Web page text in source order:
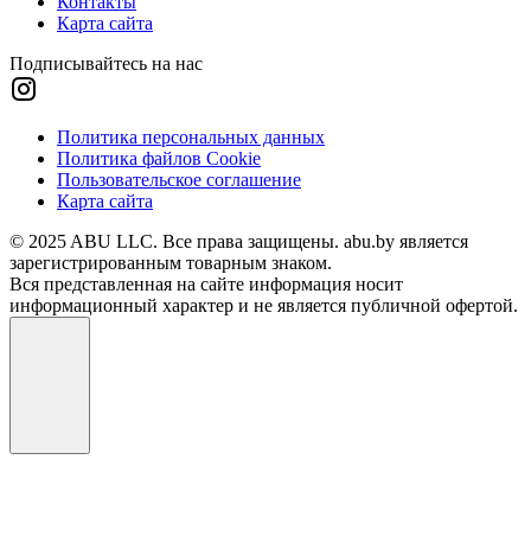
Карта сайта
Подписывайтесь на нас
Политика персональных данных
Политика файлов Cookie
Пользовательское соглашение
Карта сайта
© 2025 ABU LLC. Все права защищены. abu.by является
зарегистрированным товарным знаком.
Вся представленная на сайте информация носит
информационный характер и не является публичной офертой.